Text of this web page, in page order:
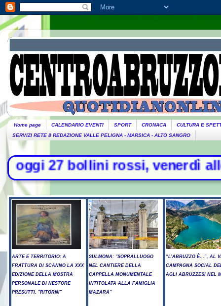
Home page CALENDARIO EVENTI SPORT CRONACA
CULTURA E
SERVIZI RETE 8 REDAZIONE VALLE PELIGNA - MARSICA - ALTO SANGRO
rossi, venerdì allerta in
ARTE E TERRITORIO: A
FRATTURA DI SCANNO LA XXX
EDIZIONE DELLA MOSTRA
PERSONALE DI NESTORE
PRESUTTI, "RITORNI"
SULMONA: "SOPRALLUOGO
NEL CANTIERE DELLA
CAPPELLA MONUMENTALE
INTITOLATA ALLA FAMIGLIA
MAZARA"
“L’ABRUZZO È…”, AL
CAMPAGNA SOCIAL
AGLI ABRUZZESI NEL